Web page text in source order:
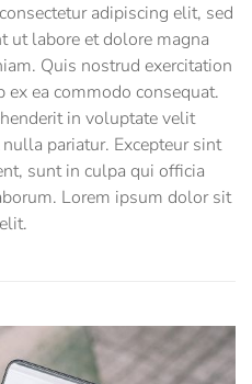
adipiscing elit, sed
ut labore et dolore magna
Quis nostrud exercitation
ea commodo consequat.
in voluptate velit
pariatur. Excepteur sint
sunt in culpa qui officia
Lorem ipsum dolor sit